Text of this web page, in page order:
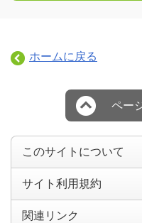
ホームに戻る
ペー
このサイトについて
サイト利用規約
関連リンク